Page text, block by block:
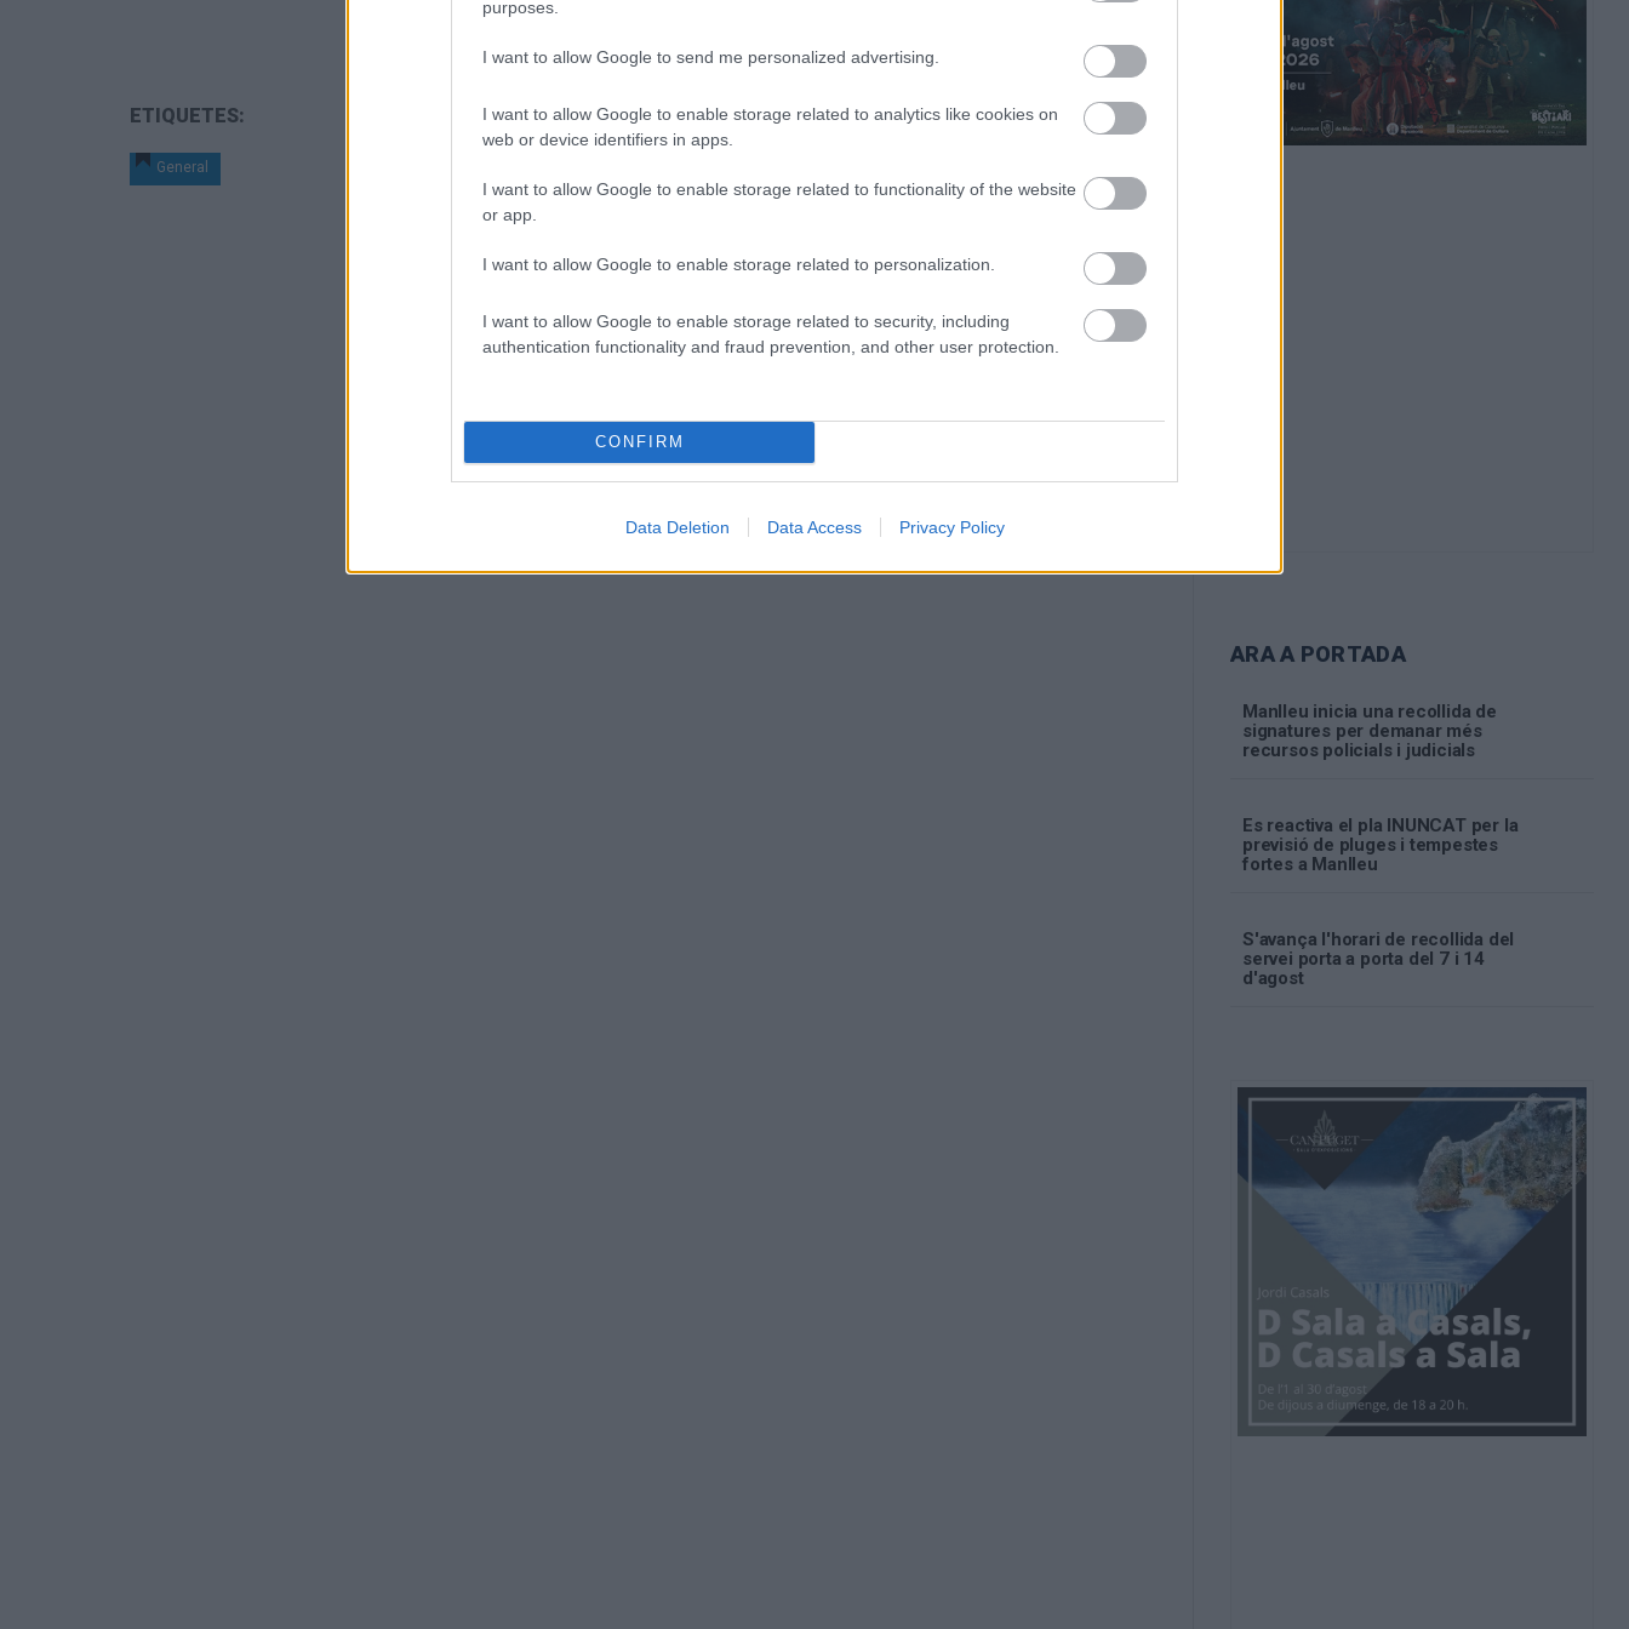
purposes.
I want to allow Google to send me personalized advertising.
I want to allow Google to enable storage related to analytics like cookies on
web or device identifiers in apps.
I want to allow Google to enable storage related to functionality of the website
or app.
I want to allow Google to enable storage related to personalization.
I want to allow Google to enable storage related to security, including
authentication functionality and fraud prevention, and other user protection.
CONFIRM
Data Deletion Data Access Privacy Policy
ETIQUETES:
General
ARA A PORTADA
Manlleu inicia una recollida de
signatures per demanar més
recursos policials i judicials
Es reactiva el pla INUNCAT per la
previsió de pluges i tempestes
fortes a Manlleu
S'avança l'horari de recollida del
servei porta a porta del 7 i 14
d'agost